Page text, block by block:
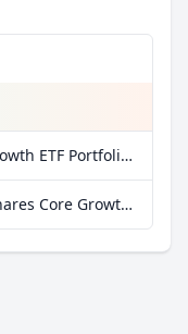
Mehr Daten zu iShares Core Growth ETF Portfolio bei extraETF
Mehr Fundamentaldaten zu iShares Core Growth ETF Portfolio bei Parqet